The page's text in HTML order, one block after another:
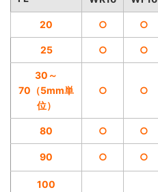
20 ○ ○
25 ○ ○
30～
70（5mm単
位）
○ ○
80 ○ ○
90 ○ ○
100